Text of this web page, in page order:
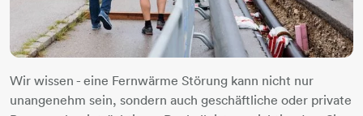
Wir wissen - eine Fernwärme Störung kann nicht nur
unangenehm sein, sondern auch geschäftliche oder private